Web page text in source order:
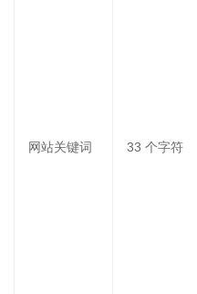
网站关键词 33 个字符